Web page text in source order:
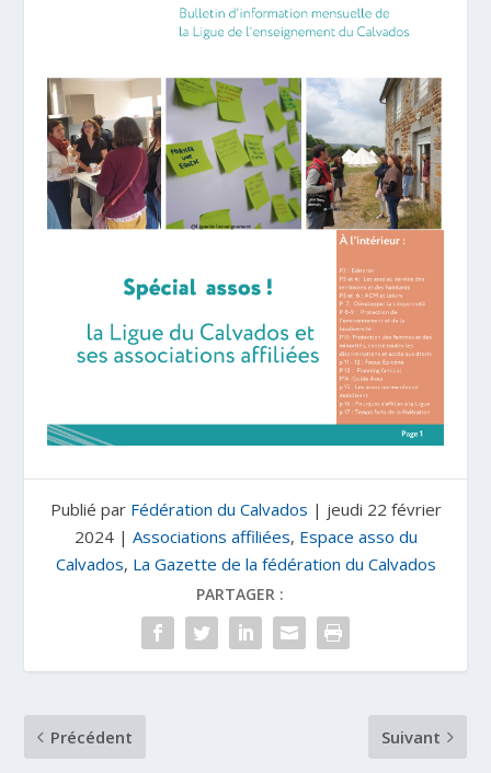
Publié par Fédération du Calvados | jeudi 22 février
2024| Associations affiliées, Espace asso du
Calvados, La Gazette de la fédération du Calvados
PARTAGER :
Précédent Suivant